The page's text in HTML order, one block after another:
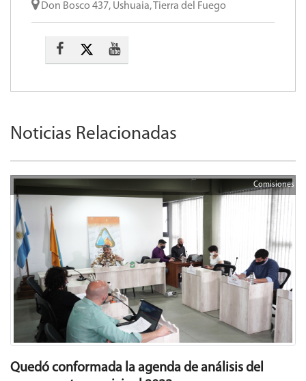
Don Bosco 437, Ushuaia, Tierra del Fuego
Noticias Relacionadas
Comisiones
Quedó conformada la agenda de análisis del